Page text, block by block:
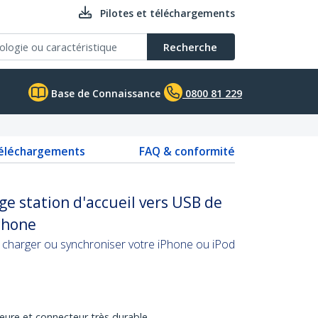
Pilotes et téléchargements
Recherche
Base de Connaissance 0800 81 229
FAQ & conformité
station d'accueil vers USB de
ou synchroniser votre iPhone ou iPod